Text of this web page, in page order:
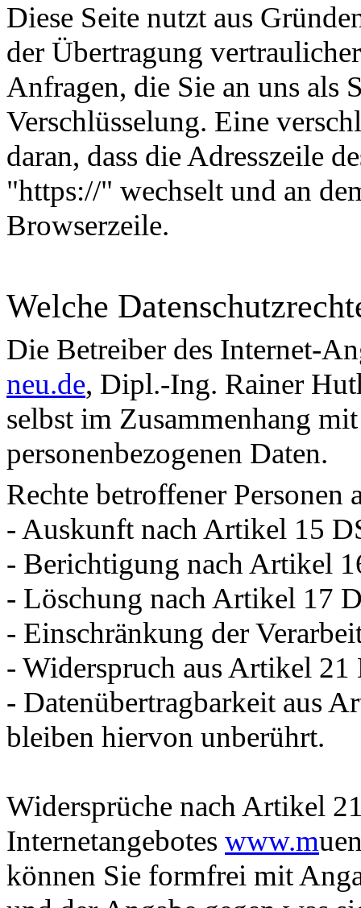
Diese Seite nutzt aus
der Übertragung
Anfragen, die Sie an uns als
Verschlüsselung. Eine
daran, dass die Adresszeile
"https://" wechselt und an
Browserzeile.
Welche
Die Betreiber des Internet-
neu.de, Dipl.-Ing. Rainer
selbst im Zusammenhang
personenbezogenen Daten.
Rechte betroffener Personen
­- Auskunft nach Artikel 15
­- Berichtigung nach Artikel
- Löschung nach Artikel 17
- Einschränkung der
- Widerspruch aus Artikel
- Datenübertragbarkeit aus
bleiben hiervon unberührt.
Widersprüche nach Artikel
Internetangebotes www.m
können Sie formfrei mit